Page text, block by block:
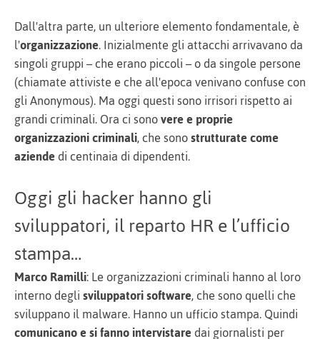
Dall'altra parte, un ulteriore elemento fondamentale, è
l'organizzazione. Inizialmente gli attacchi arrivavano da
singoli gruppi – che erano piccoli – o da singole persone
(chiamate attiviste e che all'epoca venivano confuse con
gli Anonymous). Ma oggi questi sono irrisori rispetto ai
grandi criminali. Ora ci sonovere e proprie
organizzazioni criminali, che sonostrutturate come
aziendedi centinaia di dipendenti.
Oggi gli hacker hanno gli
sviluppatori, il reparto HR e l’ufficio
stampa…
Marco Ramilli: Le organizzazioni criminali hanno al loro
interno deglisviluppatorisoftware, che sono quelli che
sviluppano il malware. Hanno un ufficio stampa. Quindi
comunicano e si fanno intervistaredai giornalisti per